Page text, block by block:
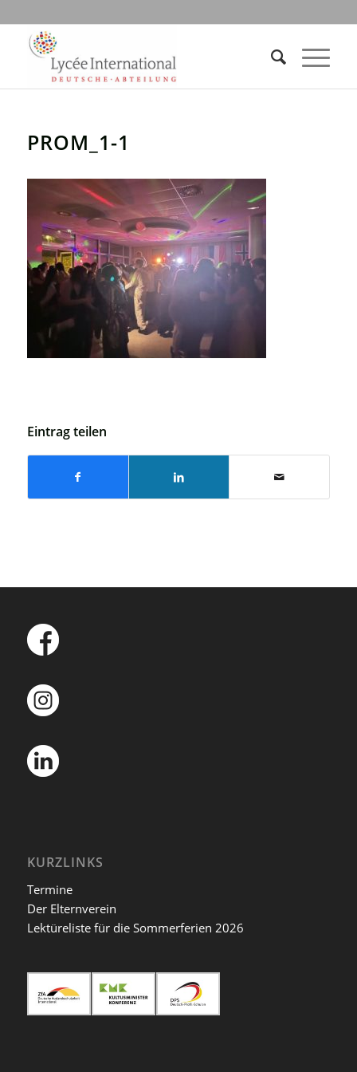
PROM_1-1
Eintrag teilen
KURZLINKS
Termine
Der Elternverein
Lektüreliste für die Sommerferien 2026